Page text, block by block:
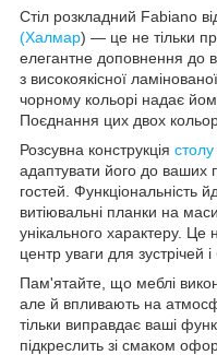
Стіл розкладний Fabiano
(Халмар) — це не тільки
елегантне доповнення до
з високоякісної
чорному кольорі надає
Поєднання цих двох
Розсувна конструкція столу
адаптувати його до ваших
гостей. Функціональність
витіювальні планки на
унікального характеру. Це
центр уваги для зустрічей
Пам'ятайте, що меблі
але й впливають на
тільки виправдає ваші
підкреслить зі смаком